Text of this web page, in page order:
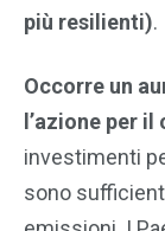
più resilienti).
Occorre un
l’azione per il
investimenti
sono